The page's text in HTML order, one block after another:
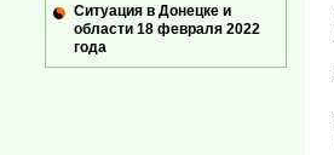
Ситуация в Донецке и
области 18 февраля 2022
года